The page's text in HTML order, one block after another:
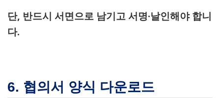
단, 반드시 서면으로 남기고 서명·날인해야 합니
다.
6. 협의서 양식 다운로드